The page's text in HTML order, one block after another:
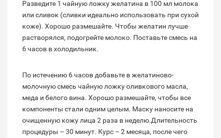
Разведите 1 чайную ложку желатина в 100 мл молока
или сливок (сливки идеально использовать при сухой
коже). Хорошо размешайте. Чтобы желатин лучше
растворялся, подогрейте молоко. Поставьте смесь на
6 часов в холодильник.
По истечению 6 часов добавьте в желатиново-
молочную смесь чайную ложку оливкового масла,
меда и белого вина. Хорошо размешайте, чтобы все
компоненты стали одним целым. Маску наносите на
очищенную кожу лица 2 раза в неделю.Длительность
процедуры – 30 минут. Курс – 2 месяца, после чего